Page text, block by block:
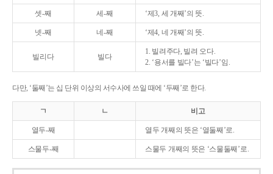
셋-째 세-째 ‘제3, 세 개째’의 뜻.
넷-째 네-째 ‘제4, 네 개째’의 뜻.
빌리다 빌다
1. 빌려주다, 빌려 오다.
2. ‘용서를 빌다’는 ‘빌다’임.
다만, ‘둘째’는 십 단위 이상의 서수사에 쓰일 때에 ‘두째’로 한다.
ㄱ ㄴ 비고
열두-째 열두 개째의 뜻은 ‘열둘째’로.
스물두-째 스물두 개째의 뜻은 ‘스물둘째’로.